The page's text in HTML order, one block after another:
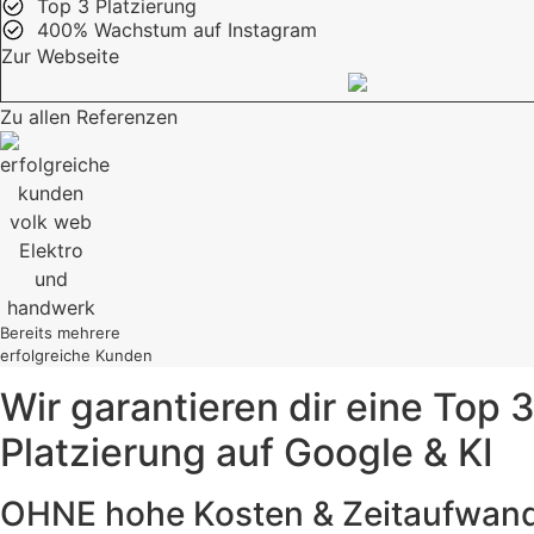
Top 3 Platzierung
400% Wachstum auf Instagram
Zur Webseite
Zu allen Referenzen
Bereits mehrere
erfolgreiche Kunden
Wir garantieren dir eine Top 3
Platzierung auf Google & KI
OHNE hohe Kosten &